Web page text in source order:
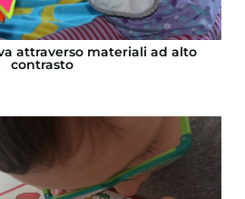
attraverso materiali ad alto
contrasto